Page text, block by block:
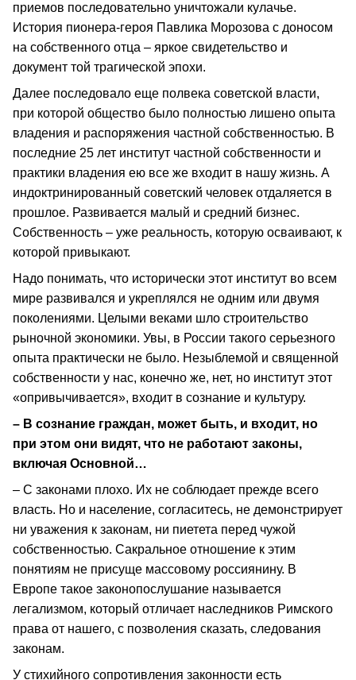
приемов последовательно уничтожали кулачье.
История пионера-героя Павлика Морозова с доносом
на собственного отца – яркое свидетельство и
документ той трагической эпохи.
Далее последовало еще полвека советской власти,
при которой общество было полностью лишено опыта
владения и распоряжения частной собственностью. В
последние 25 лет институт частной собственности и
практики владения ею все же входит в нашу жизнь. А
индоктринированный советский человек отдаляется в
прошлое. Развивается малый и средний бизнес.
Собственность – уже реальность, которую осваивают, к
которой привыкают.
Надо понимать, что исторически этот институт во всем
мире развивался и укреплялся не одним или двумя
поколениями. Целыми веками шло строительство
рыночной экономики. Увы, в России такого серьезного
опыта практически не было. Незыблемой и священной
собственности у нас, конечно же, нет, но институт этот
«опривычивается», входит в сознание и культуру.
– В сознание граждан, может быть, и входит, но
при этом они видят, что не работают законы,
включая Основной…
– С законами плохо. Их не соблюдает прежде всего
власть. Но и население, согласитесь, не демонстрирует
ни уважения к законам, ни пиетета перед чужой
собственностью. Сакральное отношение к этим
понятиям не присуще массовому россиянину. В
Европе такое законопослушание называется
легализмом, который отличает наследников Римского
права от нашего, с позволения сказать, следования
законам.
У стихийного сопротивления законности есть